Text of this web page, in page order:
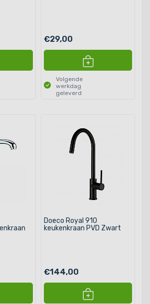
€29,00
Volgende
werkdag
geleverd
Doeco Royal 910
keukenkraan PVD Zwart
€144,00